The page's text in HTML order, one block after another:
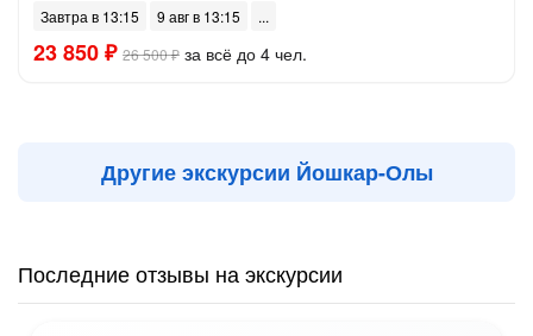
Завтра в 13:15 9 авг в 13:15
23 850 ₽ 26 500 ₽ за всё до 4 чел.
Другие экскурсии Йошкар-Олы
Последние отзывы на экскурсии